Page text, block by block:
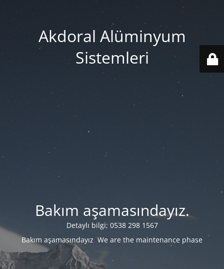
Akdoral Alüminyum
Sistemleri
Bakım aşamasındayız.
Detaylı bilgi; 0538 298 1567
Bakım aşamasındayız We are the maintenance phase